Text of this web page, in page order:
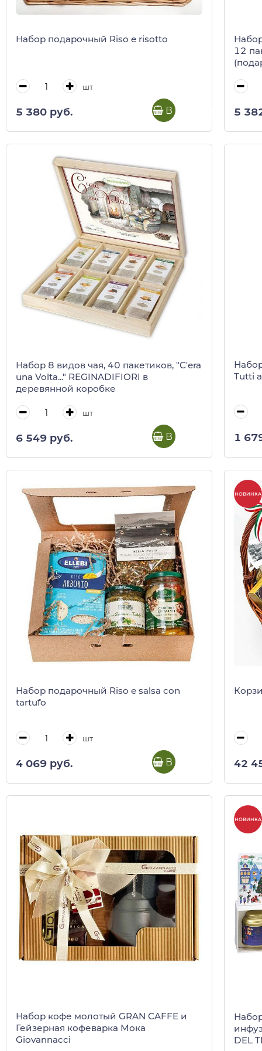
Набор подарочный Riso e risotto
шт
5 380 руб. В корзину
12
5
Набор 8 видов чая, 40 пакетиков, "C'era
una Volta..." REGINADIFIORI в
деревянной коробке
шт
6 549 руб. В корзину
Tutti
1
Набор подарочный Riso e salsa con
tartufo
шт
4 069 руб. В корзину
НОВИНКА
42
Набор кофе молотый GRAN CAFFE и
Гейзерная кофеварка Мока
Giovannacci
НОВИНКА
DEL